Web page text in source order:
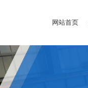
网站首页